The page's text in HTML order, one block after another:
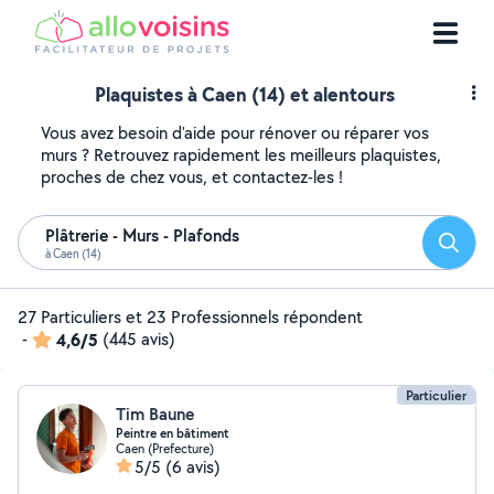
Plaquistes à Caen (14) et alentours
Vous avez besoin d'aide pour rénover ou réparer vos
murs ? Retrouvez rapidement les meilleurs plaquistes,
proches de chez vous, et contactez-les !
Plâtrerie - Murs - Plafonds
à Caen (14)
27 Particuliers et 23 Professionnels répondent
-
4,6/5 (445 avis)
Particulier
Tim Baune
Peintre en bâtiment
Caen (Prefecture)
5/5 (6 avis)